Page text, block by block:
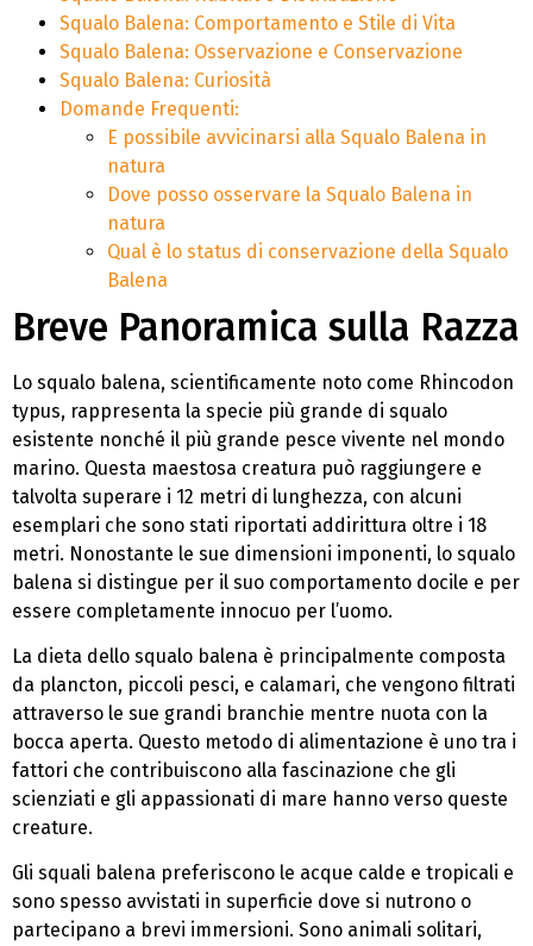
Squalo Balena: Comportamento e Stile di Vita
Squalo Balena: Osservazione e Conservazione
Squalo Balena: Curiosità
Domande Frequenti:
E possibile avvicinarsi alla Squalo Balena in
natura
Dove posso osservare la Squalo Balena in
natura
Qual è lo status di conservazione della Squalo
Balena
Breve Panoramica sulla Razza
Lo squalo balena, scientificamente noto come Rhincodon
typus, rappresenta la specie più grande di squalo
esistente nonché il più grande pesce vivente nel mondo
marino. Questa maestosa creatura può raggiungere e
talvolta superare i 12 metri di lunghezza, con alcuni
esemplari che sono stati riportati addirittura oltre i 18
metri. Nonostante le sue dimensioni imponenti, lo squalo
balena si distingue per il suo comportamento docile e per
essere completamente innocuo per l’uomo.
La dieta dello squalo balena è principalmente composta
da plancton, piccoli pesci, e calamari, che vengono filtrati
attraverso le sue grandi branchie mentre nuota con la
bocca aperta. Questo metodo di alimentazione è uno tra i
fattori che contribuiscono alla fascinazione che gli
scienziati e gli appassionati di mare hanno verso queste
creature.
Gli squali balena preferiscono le acque calde e tropicali e
sono spesso avvistati in superficie dove si nutrono o
partecipano a brevi immersioni. Sono animali solitari,